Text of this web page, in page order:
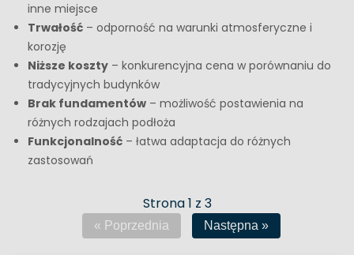
inne miejsce
Trwałość – odporność na warunki atmosferyczne i
korozję
Niższe koszty – konkurencyjna cena w porównaniu do
tradycyjnych budynków
Brak fundamentów – możliwość postawienia na
różnych rodzajach podłoża
Funkcjonalność – łatwa adaptacja do różnych
zastosowań
Strona1 z 3
« Poprzednia Następna »